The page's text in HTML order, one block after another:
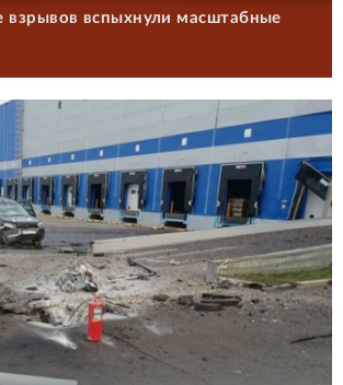
взрывов вспыхнули масштабные